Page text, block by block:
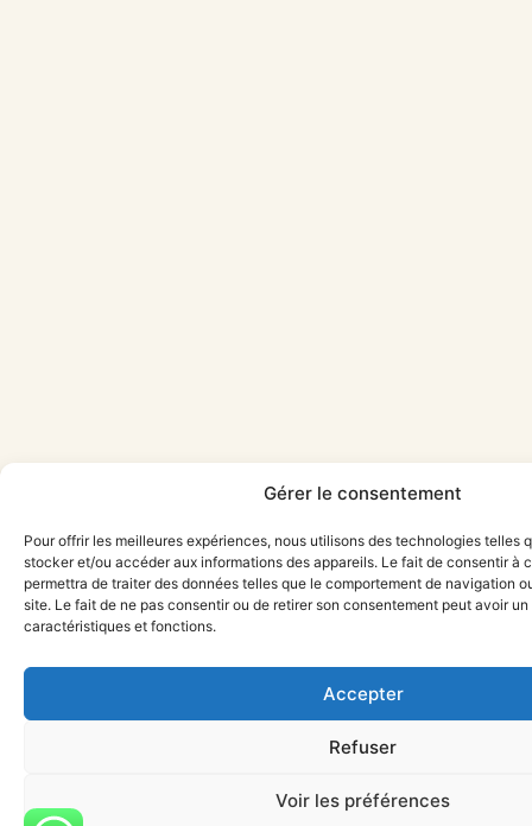
Gérer le consentement
Pour offrir les meilleures expériences, nous utilisons des technologies telles
stocker et/ou accéder aux informations des appareils. Le fait de consentir à
permettra de traiter des données telles que le comportement de navigation
site. Le fait de ne pas consentir ou de retirer son consentement peut avoir
caractéristiques et fonctions.
Accepter
Refuser
Voir les préférences